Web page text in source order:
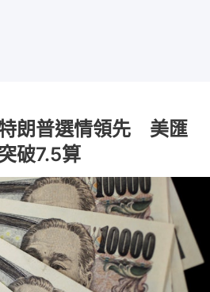
特朗普選情領先 美匯
破7.5算